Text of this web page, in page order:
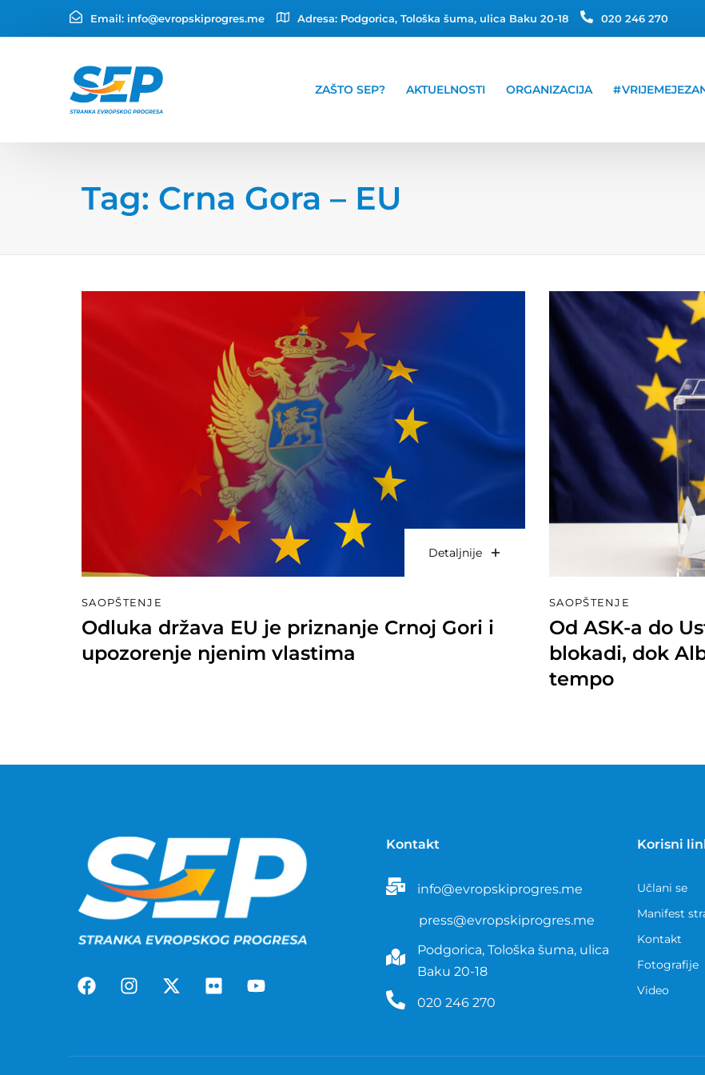
Email: info@evropskiprogres.me Adresa: Podgorica, Tološka šuma, ulica Baku 20-18 020 246 270
ZAŠTO SEP? AKTUELNOSTI ORGANIZACIJA
Tag: Crna Gora – EU
Detaljnije
SAOPŠTENJE
Odluka država EU je priznanje Crnoj Gori i
upozorenje njenim vlastima
SAOPŠTENJE
Od ASK-a do
blokadi, dok
tempo
Kontakt
info@evropskiprogres.me
press@evropskiprogres.me
Podgorica, Tološka šuma, ulica
Baku 20-18
020 246 270
Korisni
Učlani se
Manifest
Kontakt
Fotografije
Video